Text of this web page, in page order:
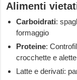
Alimenti
Carboidrati:
formaggio
Proteine:
crocchette e
Latte e derivati: